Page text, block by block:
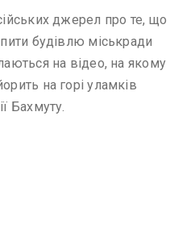
джерел про те, що
будівлю міськради
на відео, на якому
на горі уламків
Бахмуту.